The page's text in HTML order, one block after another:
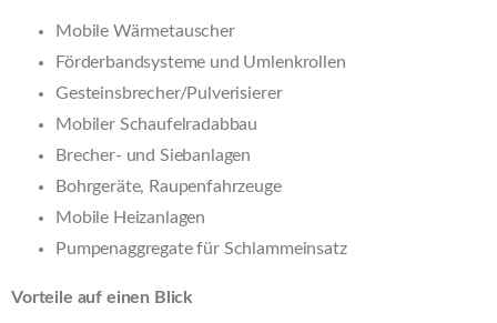
Mobile Wärmetauscher
Förderbandsysteme und Umlenkrollen
Gesteinsbrecher/Pulverisierer
Mobiler Schaufelradabbau
Brecher- und Siebanlagen
Bohrgeräte, Raupenfahrzeuge
Mobile Heizanlagen
Pumpenaggregate für Schlammeinsatz
Vorteile auf einen Blick